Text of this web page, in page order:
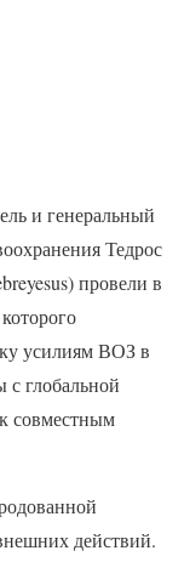
и генеральный
Тедрос
провели в
усилиям ВОЗ в
глобальной
совместным
действий.